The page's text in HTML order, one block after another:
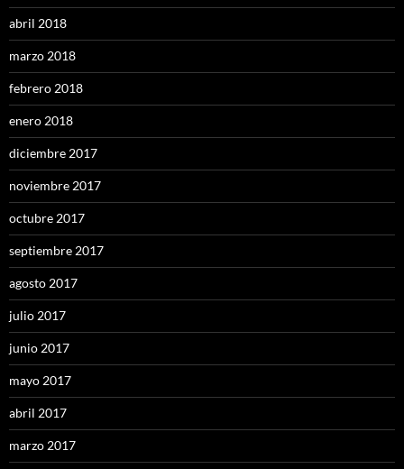
abril 2018
marzo 2018
febrero 2018
enero 2018
diciembre 2017
noviembre 2017
octubre 2017
septiembre 2017
agosto 2017
julio 2017
junio 2017
mayo 2017
abril 2017
marzo 2017